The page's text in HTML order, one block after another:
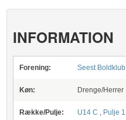
INFORMATION
Forening: Seest Boldklub
Køn: Drenge/Herrer
Række/Pulje: U14 C , Pulje 1